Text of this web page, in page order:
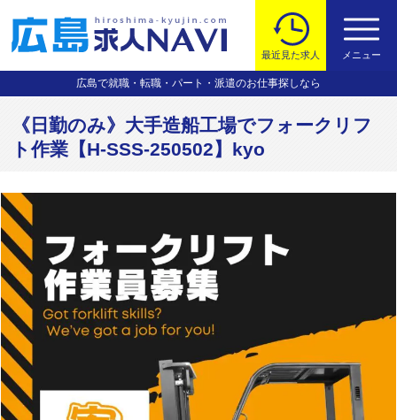
広島で就職・転職・パート・派遣のお仕事探しなら
最近見た求人 メニュー
《日勤のみ》大手造船工場でフォークリフ
ト作業【H-SSS-250502】kyo